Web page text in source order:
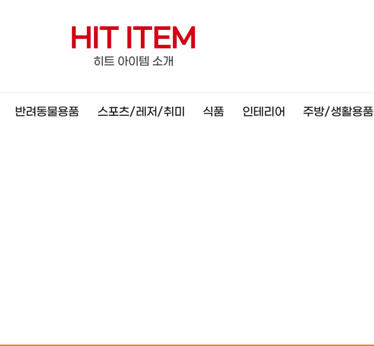
HIT ITEM
히트 아이템 소개
반려동물용품 스포츠/레저/취미 식품 인테리어 주방/생활용품